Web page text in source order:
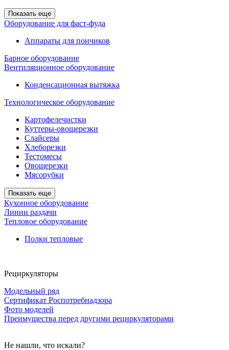
Показать еще
Оборудование для фаст-фуда
Аппараты для пончиков
Барное оборудование
Вентиляционное оборудование
Конденсационная вытяжка
Технологическое оборудование
Картофелечистки
Куттеры-овощерезки
Слайсеры
Хлеборезки
Тестомесы
Овощерезки
Мясорубки
Показать еще
Кухонное оборудование
Линии раздачи
Тепловое оборудование
Полки тепловые
Рециркуляторы
Модельный ряд
Сертификат Роспотребнадзора
Фото моделей
Преимущества перед другими рециркуляторами
Не нашли, что искали?